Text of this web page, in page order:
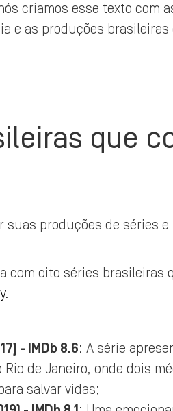
criamos esse texto com
e as produções
que
suas produções de séries
com oito séries brasileiras
.
- IMDb 8.6: A série
de Janeiro, onde dois
salvar vidas;